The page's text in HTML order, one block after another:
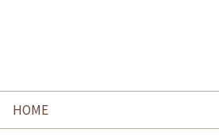
HOME